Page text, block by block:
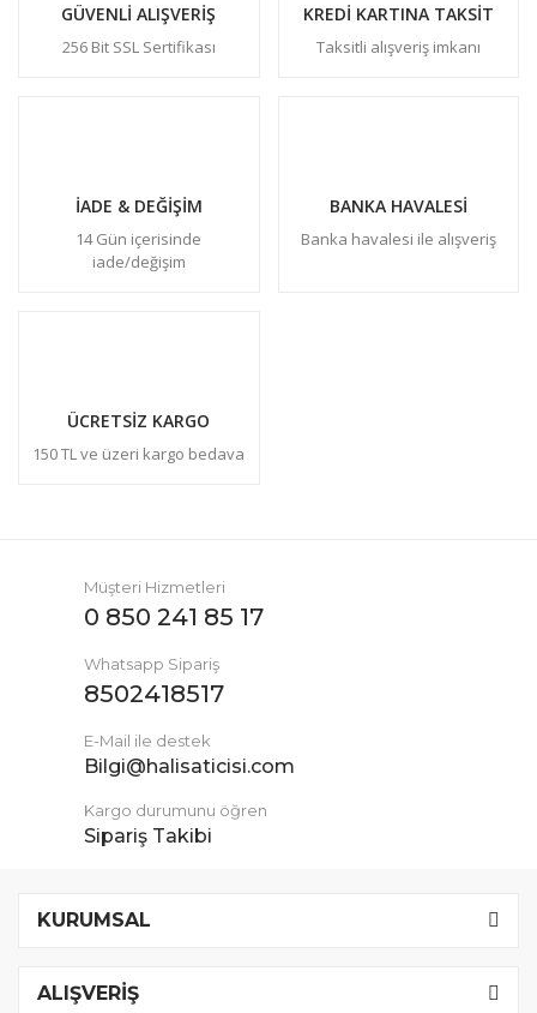
GÜVENLİ ALIŞVERİŞ
256 Bit SSL Sertifikası
KREDİ KARTINA TAKSİT
Taksitli alışveriş imkanı
İADE & DEĞİŞİM
14 Gün içerisinde
iade/değişim
BANKA HAVALESİ
Banka havalesi ile alışveriş
ÜCRETSİZ KARGO
150 TL ve üzeri kargo bedava
Müşteri Hizmetleri
0 850 241 85 17
Whatsapp Sipariş
8502418517
E-Mail ile destek
Bilgi@halisaticisi.com
Kargo durumunu öğren
Sipariş Takibi
KURUMSAL
ALIŞVERİŞ